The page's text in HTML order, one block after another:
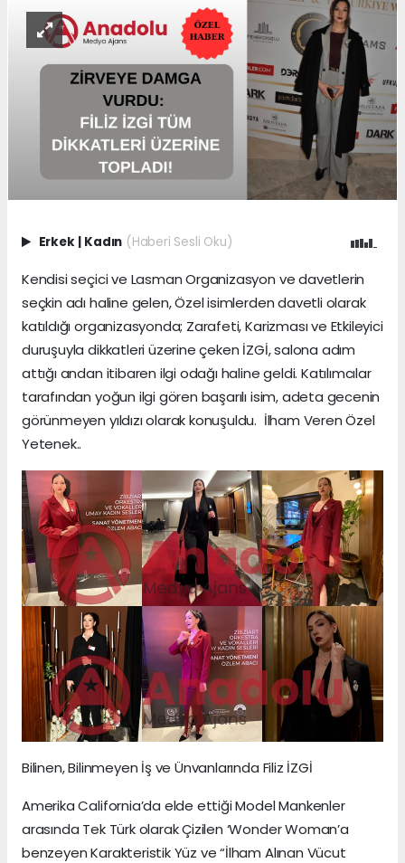
Erkek | Kadın (Haberi Sesli Oku)
Kendisi seçici ve Lasman Organizasyon ve davetlerin
seçkin adı haline gelen, Özel isimlerden davetli olarak
katıldığı organizasyonda; Zarafeti, Karizması ve Etkileyici
duruşuyla dikkatleri üzerine çeken İZGİ, salona adım
attığı andan itibaren ilgi odağı haline geldi. Katılımcılar
tarafından yoğun ilgi gören başarılı isim, adeta gecenin
görünmeyen yıldızı olarak konuşuldu. İlham Veren Özel
Yetenek..
Bilinen, Bilinmeyen İş ve Ünvanlarında Filiz İZGİ
Amerika California’da elde ettiği Model Mankenler
arasında Tek Türk olarak Çizilen ‘Wonder Woman’a
benzeyen Karakteristik Yüz ve “İlham Alınan Vücut